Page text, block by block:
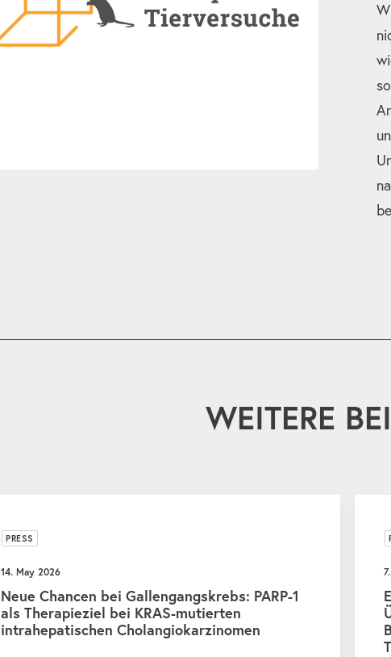
WEITERE
PRESS
14. May 2026
Neue Chancen bei Gallengangskrebs: PARP-1
als Therapieziel bei KRAS-mutierten
intrahepatischen Cholangiokarzinomen